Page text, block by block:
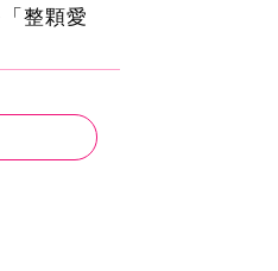
整顆愛